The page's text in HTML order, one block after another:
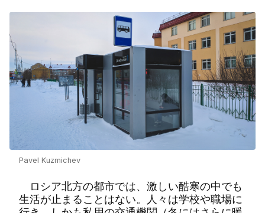
Pavel Kuzmichev
ロシア北方の都市では、激しい酷寒の中でも
生活が止まることはない。人々は学校や職場に